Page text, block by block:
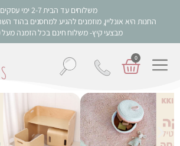
משלוחים עד הבית 2-7 ימי עסקים.
החנות היא אונליין, מוזמנים להגיע למחסנים בהוד
מבצעי קיץ- משלוח חינם בכל הזמנה מעל 450 ש"ח
0